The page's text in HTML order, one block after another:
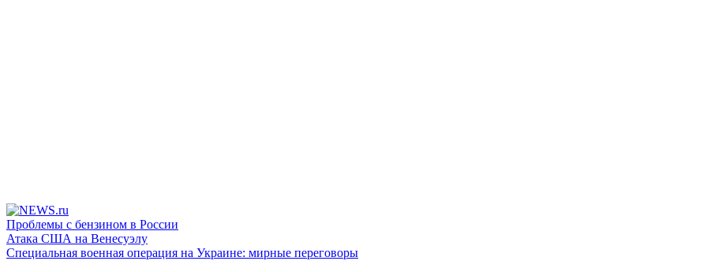
Проблемы с бензином в России
Атака США на Венесуэлу
Специальная военная операция на Украине: мирные переговоры